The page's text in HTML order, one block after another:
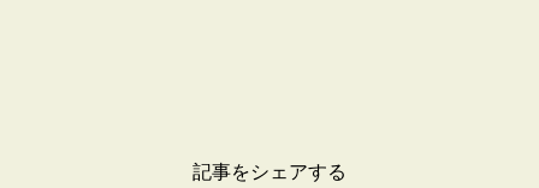
記事をシェアする